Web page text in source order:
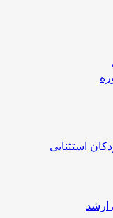
استثنایی
ارشد